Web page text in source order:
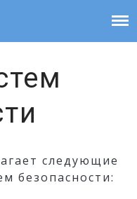
следующие
безопасности: